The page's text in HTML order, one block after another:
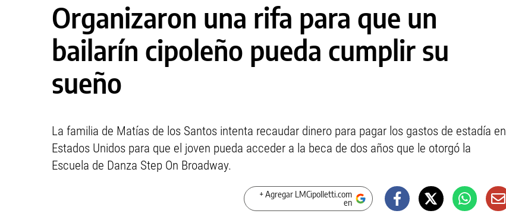
Organizaron una rifa para que un
bailarín cipoleño pueda cumplir su
sueño
La familia de Matías de los Santos intenta recaudar dinero para pagar los gastos de estadía en
Estados Unidos para que el joven pueda acceder a la beca de dos años que le otorgó la
Escuela de Danza Step On Broadway.
+ Agregar LMCipolletti.com
en